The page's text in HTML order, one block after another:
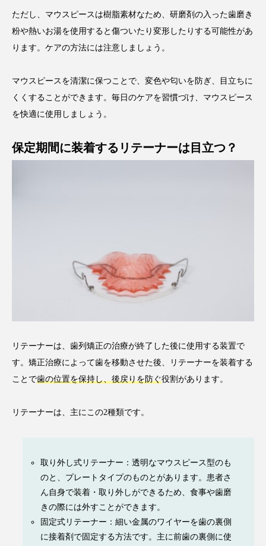
ただし、マウスピースは樹脂素材なため、研磨剤の入った歯磨き
粉や熱いお湯を使用すると傷ついたり変形したりする可能性があ
ります。ケアの方法には注意しましょう。
マウスピースを清潔に保つことで、変色や匂いを防ぎ、目立ちに
くくすることができます。毎日のケアを習慣づけ、マウスピース
を快適に使用しましょう。
保定期間に装着するリテーナーは目立つ？
リテーナーは、歯列矯正の治療が終了した後に使用する装置で
す。矯正治療によって歯を移動させた後、リテーナーを装着する
ことで歯の位置を保持し、後戻りを防ぐ役割があります。
リテーナーは、主にこの2種類です。
取り外し式リテーナー：透明なマウスピース型のも
のと、プレートタイプのものとがあります。患者さ
ん自身で装着・取り外しができるため、食事や歯磨
きの際には外すことができます。
固定式リテーナー：細い金属のワイヤーを歯の裏側
に接着剤で固定する方法です。主に前歯の裏側に使